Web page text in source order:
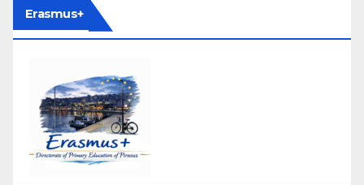
Erasmus+